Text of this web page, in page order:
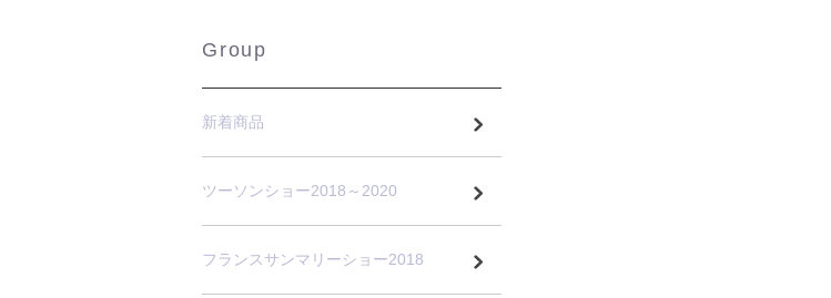
Group
新着商品
ツーソンショー2018～2020
フランスサンマリーショー2018